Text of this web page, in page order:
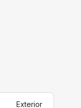
Exterior